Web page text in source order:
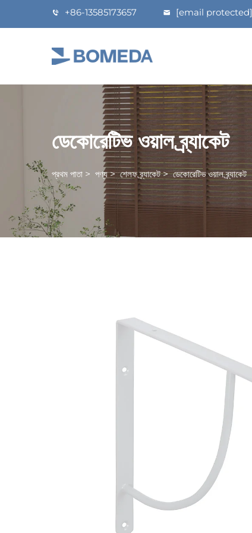
+86-13585173657 [email protected]
ডেকোরেটিভ ওয়াল ব্র্যাকেট
প্রথম পাতা > পণ্য>শেলফ ব্র্যাকেট>ডেকোরেটিভ ওয়াল ব্র্যাকেট